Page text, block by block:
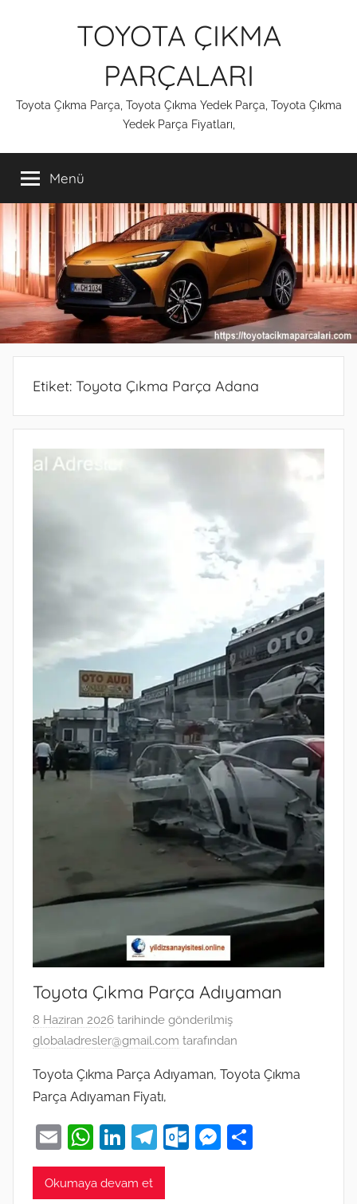
TOYOTA ÇIKMA
PARÇALARI
Toyota Çıkma Parça, Toyota Çıkma Yedek Parça, Toyota Çıkma
Yedek Parça Fiyatları,
Menü
Etiket: Toyota Çıkma Parça Adana
Toyota Çıkma Parça Adıyaman
8 Haziran 2026 tarihinde gönderilmiş
globaladresler@gmail.com tarafından
Toyota Çıkma Parça Adıyaman, Toyota Çıkma
Parça Adıyaman Fiyatı,
E
m
ai
W
h
at
Li
n
k
T
el
O
M
Okumaya devam et